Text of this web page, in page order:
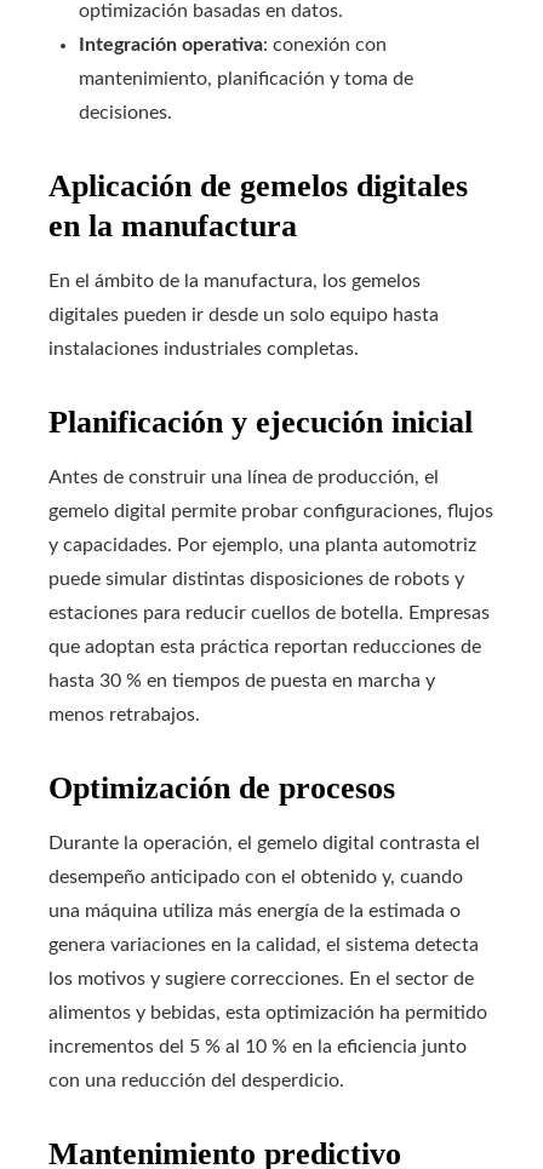
optimización basadas en datos.
Integración operativa: conexión con
mantenimiento, planificación y toma de
decisiones.
Aplicación de gemelos digitales
en la manufactura
En el ámbito de la manufactura, los gemelos
digitales pueden ir desde un solo equipo hasta
instalaciones industriales completas.
Planificación y ejecución inicial
Antes de construir una línea de producción, el
gemelo digital permite probar configuraciones, flujos
y capacidades. Por ejemplo, una planta automotriz
puede simular distintas disposiciones de robots y
estaciones para reducir cuellos de botella. Empresas
que adoptan esta práctica reportan reducciones de
hasta 30 % en tiempos de puesta en marcha y
menos retrabajos.
Optimización de procesos
Durante la operación, el gemelo digital contrasta el
desempeño anticipado con el obtenido y, cuando
una máquina utiliza más energía de la estimada o
genera variaciones en la calidad, el sistema detecta
los motivos y sugiere correcciones. En el sector de
alimentos y bebidas, esta optimización ha permitido
incrementos del 5 % al 10 % en la eficiencia junto
con una reducción del desperdicio.
Mantenimiento predictivo